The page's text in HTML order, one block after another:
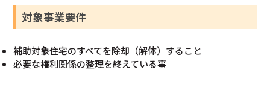
対象事業要件
補助対象住宅のすべてを除却（解体）すること
必要な権利関係の整理を終えている事